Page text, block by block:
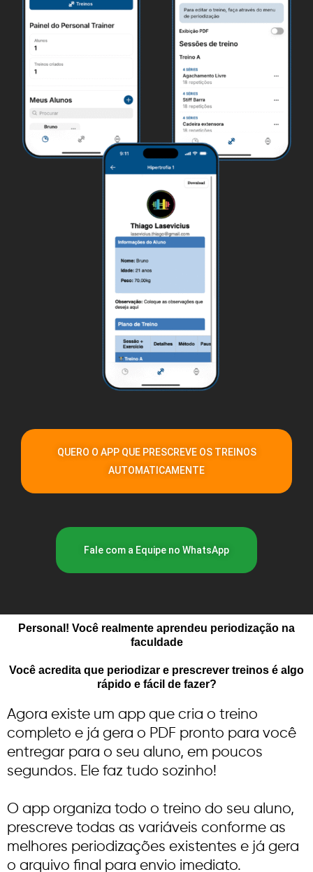
QUERO O APP QUE PRESCREVE OS TREINOS
AUTOMATICAMENTE
Fale com a Equipe no WhatsApp
Personal! Você realmente aprendeu periodização na
faculdade
Você acredita que periodizar e prescrever treinos é algo
rápido e fácil de fazer?
Agora existe um app que cria o treino
completo e já gera o PDF pronto para você
entregar para o seu aluno, em poucos
segundos. Ele faz tudo sozinho!
O app organiza todo o treino do seu aluno,
prescreve todas as variáveis conforme as
melhores periodizações existentes e já gera
o arquivo final para envio imediato.